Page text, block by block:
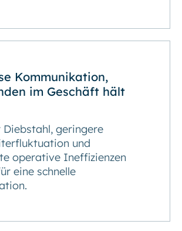
Kommunikation,
im Geschäft hält
Diebstahl, geringere
und
operative Ineffizienzen
eine schnelle